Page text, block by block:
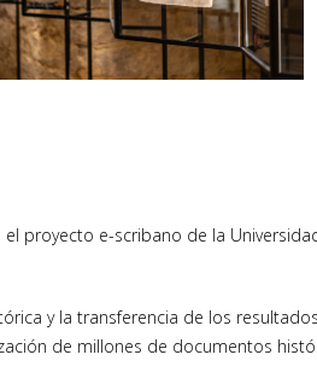
proyecto e-scribano de la
y la transferencia de los
de millones de documentos